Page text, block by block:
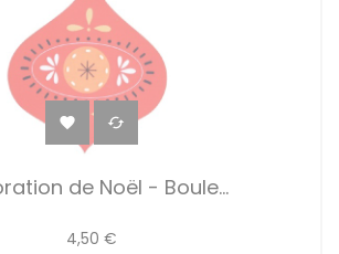
 
de Noël - Boule...
4,50 €